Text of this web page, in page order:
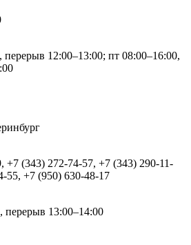
перерыв 12:00–13:00; пт 08:00–16:00,
+7 (343) 272-74-57, +7 (343) 290-11-
55, +7 (950) 630-48-17
перерыв 13:00–14:00